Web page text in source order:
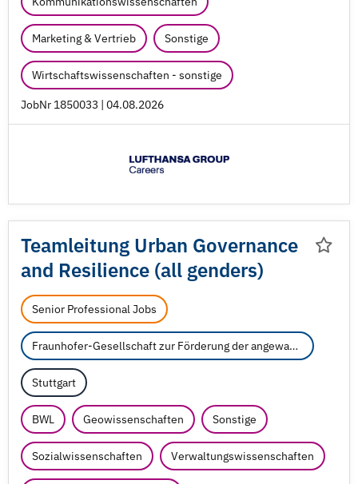
Marketing & Vertrieb Sonstige
Wirtschaftswissenschaften - sonstige
JobNr 1850033 | 04.08.2026
Teamleitung Urban Governance
and Resilience (all genders)
Senior Professional Jobs
Fraunhofer-Gesellschaft zur Förderung der angewandten Forschung e.V.
Stuttgart
BWL Geowissenschaften Sonstige
Sozialwissenschaften Verwaltungswissenschaften